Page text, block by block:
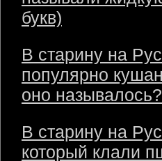
букв)
В старину на
популярно
оно
В старину на
который клали